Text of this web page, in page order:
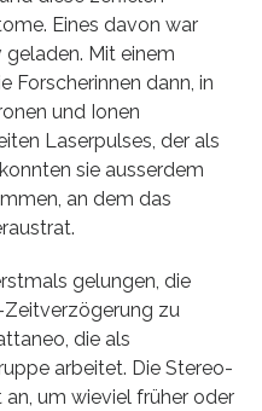
Eines davon war
Mit einem
Forscherinnen dann, in
und Ionen
Laserpulses, der als
sie ausserdem
an dem das
gelungen, die
zu
die als
arbeitet. Die Stereo-
um wieviel früher oder